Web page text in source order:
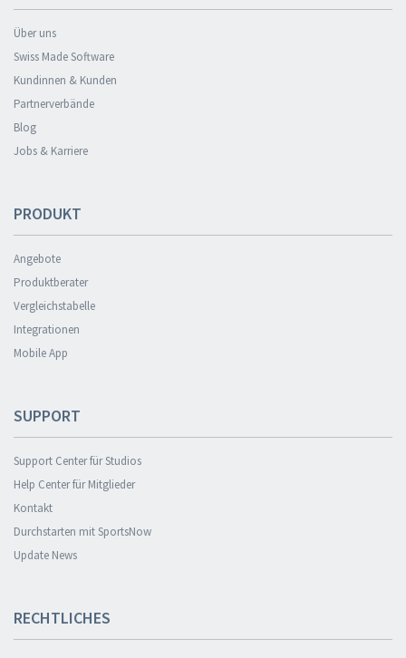
Über uns
Swiss Made Software
Kundinnen & Kunden
Partnerverbände
Blog
Jobs & Karriere
PRODUKT
Angebote
Produktberater
Vergleichstabelle
Integrationen
Mobile App
SUPPORT
Support Center für Studios
Help Center für Mitglieder
Kontakt
Durchstarten mit SportsNow
Update News
RECHTLICHES